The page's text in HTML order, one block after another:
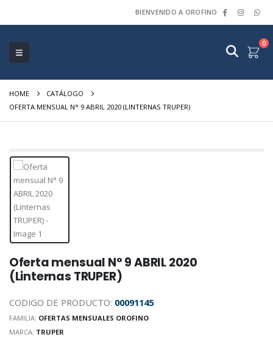
BIENVENIDO A OROFINO
0
HOME
CATÁLOGO
OFERTA MENSUAL N° 9 ABRIL 2020 (LINTERNAS TRUPER)
Oferta mensual N° 9 ABRIL 2020
(Linternas TRUPER)
CODIGO DE PRODUCTO: 00091145
FAMILIA: OFERTAS MENSUALES OROFINO
MARCA: TRUPER